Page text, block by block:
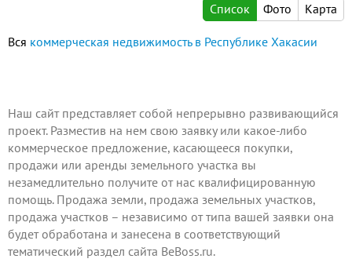
Список
Фото Карта
Вся коммерческая недвижимость в Республике Хакасии
Наш сайт представляет собой непрерывно развивающийся
проект. Разместив на нем свою заявку или какое-либо
коммерческое предложение, касающееся покупки,
продажи или аренды земельного участка вы
незамедлительно получите от нас квалифицированную
помощь. Продажа земли, продажа земельных участков,
продажа участков – независимо от типа вашей заявки она
будет обработана и занесена в соответствующий
тематический раздел сайта BeBoss.ru.